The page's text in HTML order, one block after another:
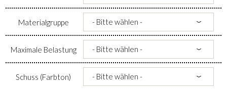
Materialgruppe
Maximale Belastung
Schuss (Farbton)